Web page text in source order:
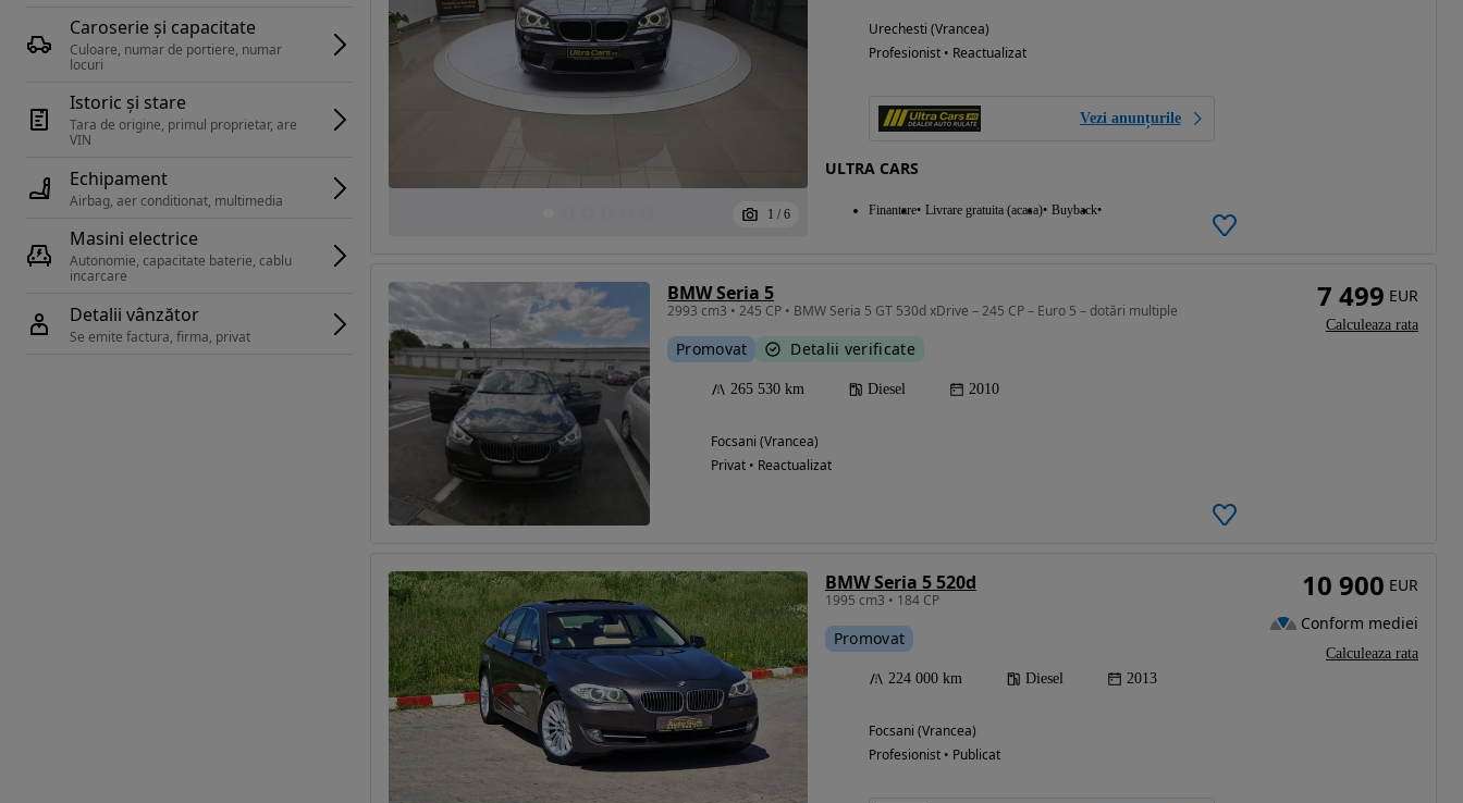
Caroserie și capacitate
Culoare, numar de portiere, numar
locuri
Istoric și stare
Tara de origine, primul proprietar, are
Echipament
Airbag, aer conditionat, multimedia
Masini electrice
Autonomie, capacitate baterie, cablu
Detalii vânzător
Se emite factura, firma, privat
1 / 6
Urechesti (Vrancea)
Profesionist • Reactualizat
Vezi anunțurile
ULTRA CARS
Finantare Livrare gratuita (acasa) Buyback
BMW Seria 5
2993 cm3 • 245 CP • BMW Seria 5 GT 530d xDrive – 245 CP – Euro 5 – dotări multiple
Promovat Detalii verificate
265 530 km Diesel 2010
Focsani (Vrancea)
Privat • Reactualizat
7 499 EUR
Calculeaza rata
BMW Seria 5 520d
1995 cm3 • 184 CP
Promovat
224 000 km Diesel 2013
Focsani (Vrancea)
Profesionist • Publicat
10 900 EUR
Conform mediei
Calculeaza rata